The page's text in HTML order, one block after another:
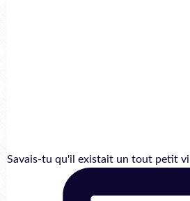
Savais-tu qu'il existait un tout petit